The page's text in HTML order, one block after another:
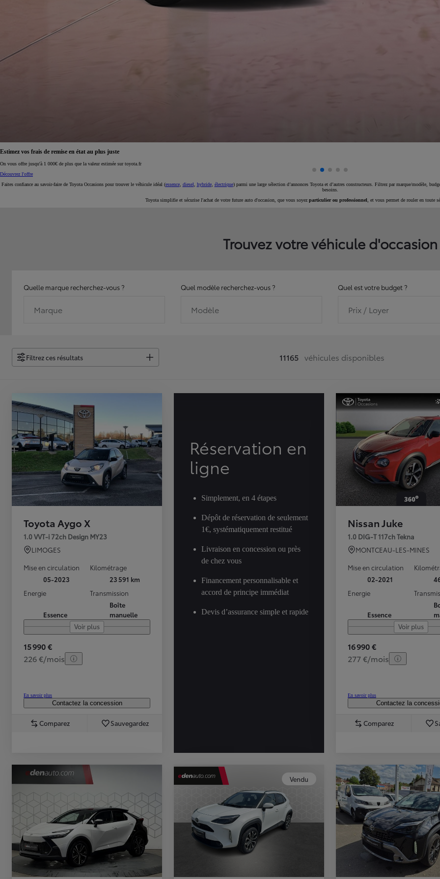
Nouvelle Yaris Cross
Disponible prochainement
TOYOTA C-HR
HYBRIDE OU HYBRIDE RECHARGEABLE
Estimez vos frais de remise en état au plus juste
On vous offre jusqu'à 1 000€ de plus que la valeur estimée sur toyota.fr
Découvrez l'offre
Faites confiance au savoir-faire de Toyota Occasions pour trouver le véhicule idéal (essence, diesel hybride, électrique) parmi une large sélection d’annonces Toyota et d’autres constructeurs. Filtrez par marque/modèle,
besoins.
Toyota simplifie et sécurise l'achat de votre future auto d'occasion, que vous soyez particulier ou professionnel , et vous permet de rouler en toute
Trouvez votre véhicule d'occasion
Quelle marque recherchez-vous ?
Marque
Quel modèle recherchez-vous ?
Modèle
Quel est votre budget ?
Prix / Loyer
Filtrez ces résultats 11165 véhicules disponibles
Toyota Aygo X
1.0 VVT-i 72ch Design MY23
LIMOGES
Mise en circulation
05-2023
Kilométrage
23 591 km
Energie
Essence
Transmission
Boîte
manuelle
Voir plus
15 990 €
226 €/mois
En savoir plus
Contactez la concession
Comparez Sauvegardez
Réservation en
ligne
Simplement, en 4 étapes
Dépôt de réservation de seulement
1€, systématiquement restitué
Livraison en concession ou près
de chez vous
Financement personnalisable et
accord de principe immédiat
Devis d’assurance simple et rapide
Nissan Juke
1.0 DIG-T 117ch Tekna
MONTCEAU-LES-MINES
Mise en circulation
02-2021
Energie
Essence
Voir plus
16 990 €
277 €/mois
En savoir plus
Contactez la
Comparez
Vendu